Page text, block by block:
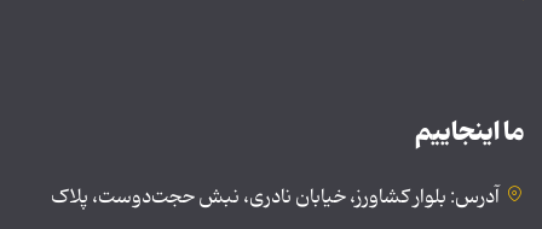
ما اینجاییم
آدرس: بلوار کشاورز، خیابان نادری، نبش حجت‌دوست، پلاک